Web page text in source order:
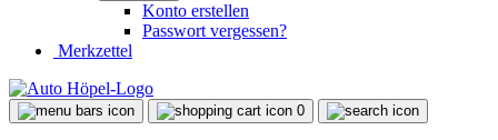
Konto erstellen
Passwort vergessen?
Merkzettel
0